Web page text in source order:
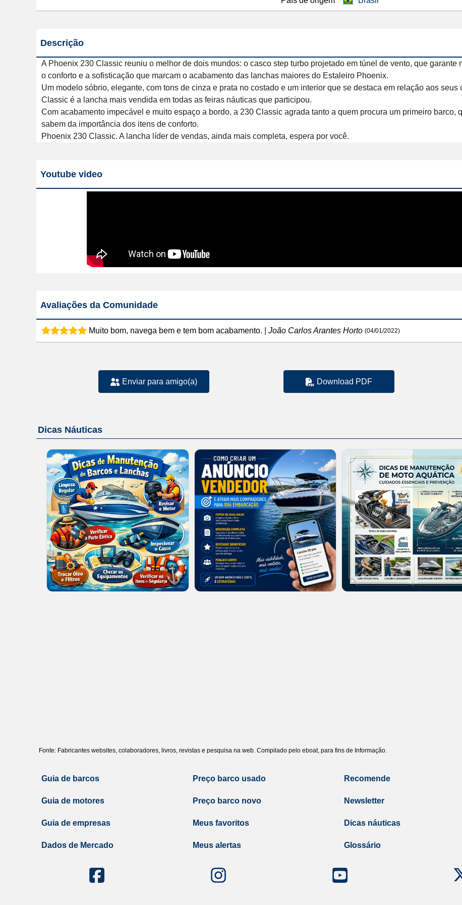
Descrição
A Phoenix 230 Classic reuniu o melhor de dois mundos: o casco step turbo projetado em túnel de vento, que
o conforto e a sofisticação que marcam o acabamento das lanchas maiores do Estaleiro Phoenix.
Um modelo sóbrio, elegante, com tons de cinza e prata no costado e um interior que se destaca em relação aos
Classic é a lancha mais vendida em todas as feiras náuticas que participou.
Com acabamento impecável e muito espaço a bordo, a 230 Classic agrada tanto a quem procura um primeiro barco,
sabem da importância dos itens de conforto.
Phoenix 230 Classic. A lancha líder de vendas, ainda mais completa, espera por você.
Youtube video
Avaliações da Comunidade
Muito bom, navega bem e tem bom acabamento. João Carlos Arantes Horto (04/01/2022)
Enviar para amigo(a) Download PDF
Dicas Náuticas
Fonte: Fabricantes websites, colaboradores, livros, revistas e pesquisa na web. Compilado pelo eboat, para fins de Informação.
Guia de barcos
Guia de motores
Guia de empresas
Dados de Mercado
Preço barco usado
Preço barco novo
Meus favoritos
Meus alertas
Recomende
Newsletter
Dicas náuticas
Glossário